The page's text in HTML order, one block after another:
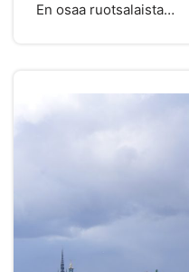
En osaa ruotsalaista…